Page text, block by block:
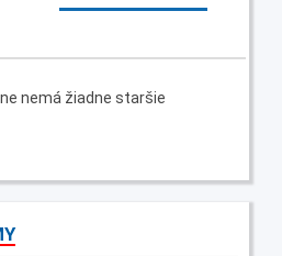
nemá žiadne staršie